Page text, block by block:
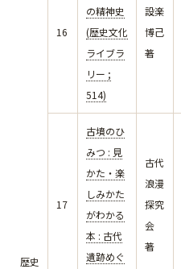
歴史
16
の精神史
(歴史文化
ライブラ
リー ;
514)
設楽
博己
著
17
古墳のひ
みつ : 見
かた・楽
しみかた
がわかる
本 : 古代
遺跡めぐ
古代
浪漫
探究
会
著